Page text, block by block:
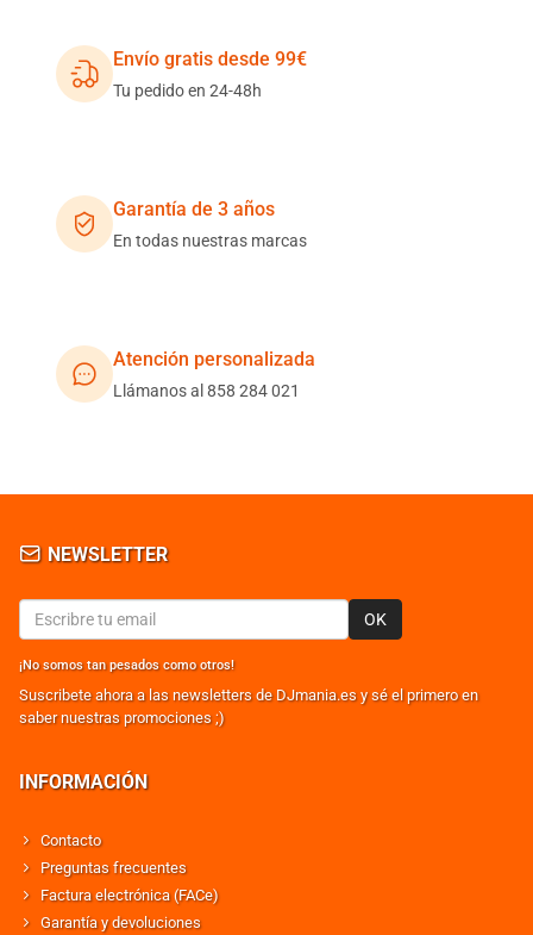
Envío gratis desde 99€
Tu pedido en 24-48h
Garantía de 3 años
En todas nuestras marcas
Atención personalizada
Llámanos al 858 284 021
NEWSLETTER
OK
¡No somos tan pesados como otros!
Suscribete ahora a las newsletters de DJmania.es y sé el primero en
saber nuestras promociones ;)
INFORMACIÓN
Contacto
Preguntas frecuentes
Factura electrónica (FACe)
Garantía y devoluciones